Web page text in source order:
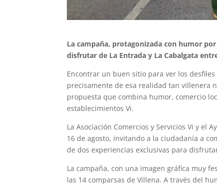
La campaña, protagonizada con humor
disfrutar de La Entrada y La Cabalgata
Encontrar un buen sitio para ver los
precisamente de esa realidad tan villenera
propuesta que combina humor, comercio
establecimientos Vi.
La Asociación Comercios y Servicios Vi y el
16 de agosto, invitando a la ciudadanía a
de dos experiencias exclusivas para
La campaña, con una imagen gráfica muy
las 14 comparsas de Villena. A través del